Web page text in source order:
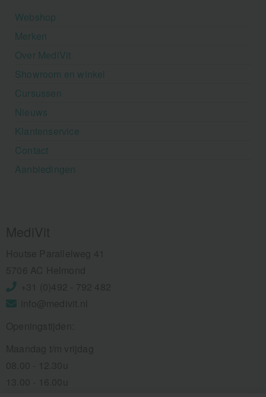
Webshop
Merken
Over MediVit
Showroom en winkel
Cursussen
Nieuws
Klantenservice
Contact
Aanbiedingen